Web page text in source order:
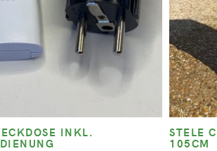
INKL.
STELE
105CM